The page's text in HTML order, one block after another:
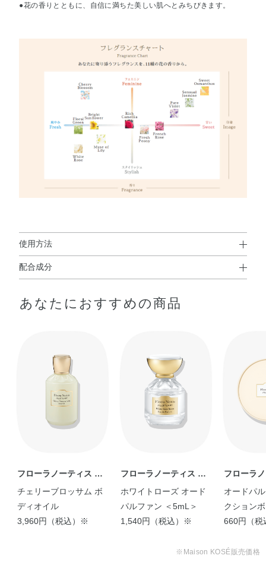
●花の香りとともに、自信に満ちた美しい肌へとみちびきます。
使用方法
使用方法
●適量を肌になじませます。
●お肌に異常が生じていないかよく注意して使用してください。
●赤味・はれ・かゆみ・刺激、色抜け（白斑等）や黒ずみ等の異常が
あらわれた場合は使用を中止し、皮ふ科専門医等へご相談くださ
●キャップは、正面の突起部分に指をあて、まっすぐ押し上げてあけ
てください。
きながらとり出してください。
配合成分
ミネラルオイル・アマチャヅル葉エキス・エーデルワイス
花エキス・パンクラチウムマリチムムエキス・ヒメフウロ
エキス・ベニバナ花エキス・ホウセンカエキス・マドンナ
リリー根エキス・メドウフォーム油・ヤグルマギク花エキ
ス・レモングラス葉／茎エキス・加水分解シロバナルーピ
ンタンパク・EDTA－2Na・TEA・（アクリレーツ／アクリ
酸ソルビタン・キサンタンガム・クエン酸・シリカ・ステ
あなたにおすすめの商品
フローラノーティス ジ
ルスチュアート
チェリーブロッサム ボ
ディオイル
3,960円（税込）※
フローラノーティス ジ
ルスチュアート
ホワイトローズ オード
パルファン ＜5mL＞
1,540円（税込）※
フローラ
ルスチュ
オードパ
クション
品）
660円（
※Maison KOSÉ販売価格